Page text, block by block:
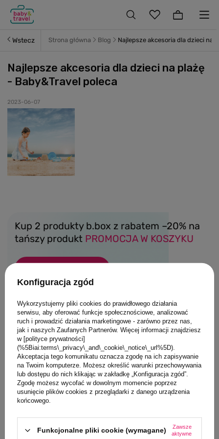
Wstecz Strona główna Blog Najlepsze akcesoria dla dzieci na
Najlepsze akcesoria dla dzieci na plażę
- Baby&Travel poleca
2023-06-07
Kup 2 produkty b.box z rabatem –20% na
tańszy produkt PROMOCJA W KOSZYKU
Konfiguracja zgód
Wykorzystujemy pliki cookies do prawidłowego działania
serwisu, aby oferować funkcje społecznościowe, analizować
ruch i prowadzić działania marketingowe - zarówno przez nas,
jak i naszych Zaufanych Partnerów. Więcej informacji znajdziesz
w [polityce prywatności]
(%5Biai:terms\_privacy\_and\_cookie\_notice\_url%5D).
Akceptacja tego komunikatu oznacza zgodę na ich zapisywanie
na Twoim komputerze. Możesz określić warunki przechowywania
lub dostępu do nich klikając w zakładkę „Konfiguracja zgód”.
Zgodę możesz wycofać w dowolnym momencie poprzez
usunięcie plików cookies z przeglądarki z danego urządzenia
końcowego.
Funkcjonalne pliki cookie (wymagane)
Zawsze
aktywne